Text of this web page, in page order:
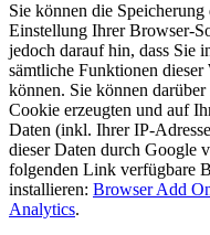
Sie können die
Einstellung Ihrer Browser-
jedoch darauf hin, dass Sie
sämtliche Funktionen
können. Sie können
Cookie erzeugten und auf
Daten (inkl. Ihrer IP-
dieser Daten durch Google
folgenden Link verfügbare
installieren: Browser Add
Analytics.